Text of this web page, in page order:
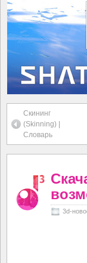
Скининг
(Skinning) |
Словарь
3d-